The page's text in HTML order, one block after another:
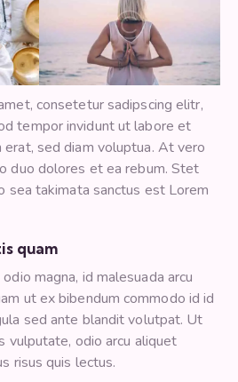
consetetur sadipscing elitr,
tempor invidunt ut labore et
erat, sed diam voluptua. At vero
duo dolores et ea rebum. Stet
sea takimata sanctus est Lorem
quam
magna, id malesuada arcu
ut ex bibendum commodo id id
sed ante blandit volutpat. Ut
vulputate, odio arcu aliquet
risus quis lectus.